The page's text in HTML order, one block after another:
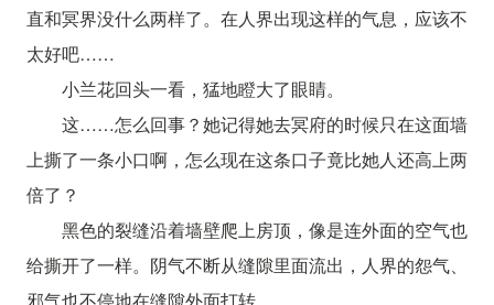
直和冥界没什么两样了。在人界出现这样的气息，应该不
太好吧……
小兰花回头一看，猛地瞪大了眼睛。
这……怎么回事？她记得她去冥府的时候只在这面墙
上撕了一条小口啊，怎么现在这条口子竟比她人还高上两
倍了？
黑色的裂缝沿着墙壁爬上房顶，像是连外面的空气也
给撕开了一样。阴气不断从缝隙里面流出，人界的怨气、
邪气也不停地在缝隙外面打转。